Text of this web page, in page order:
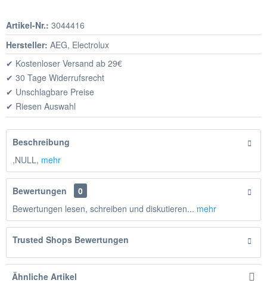
Artikel-Nr.: 3044416
Hersteller: AEG, Electrolux
✔ Kostenloser Versand ab 29€
✔ 30 Tage Widerrufsrecht
✔ Unschlagbare Preise
✔ Riesen Auswahl
Beschreibung
,NULL, mehr
Bewertungen
0
Bewertungen lesen, schreiben und diskutieren... mehr
Trusted Shops Bewertungen
Ähnliche Artikel